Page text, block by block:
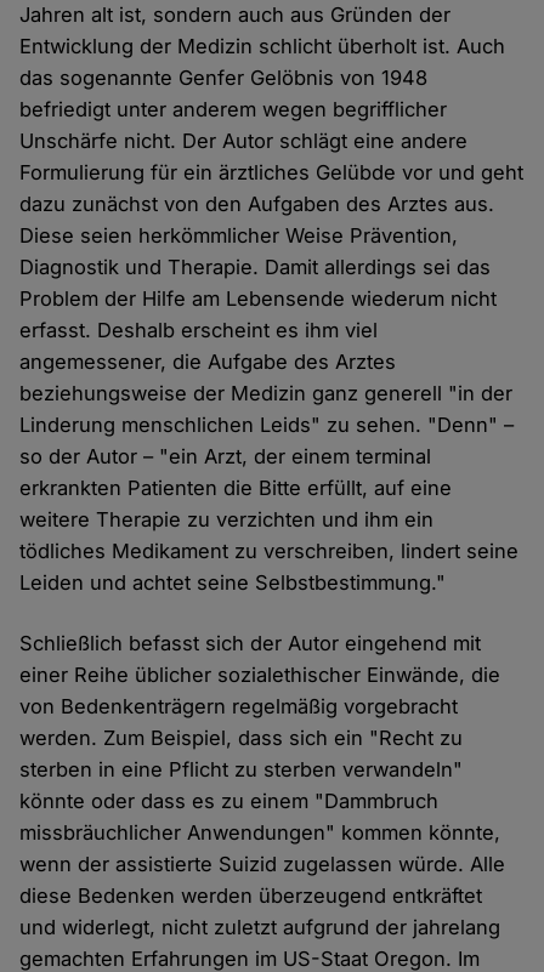
Jahren alt ist, sondern auch aus Gründen der
Entwicklung der Medizin schlicht überholt ist. Auch
das sogenannte Genfer Gelöbnis von 1948
befriedigt unter anderem wegen begrifflicher
Unschärfe nicht. Der Autor schlägt eine andere
Formulierung für ein ärztliches Gelübde vor und geht
dazu zunächst von den Aufgaben des Arztes aus.
Diese seien herkömmlicher Weise Prävention,
Diagnostik und Therapie. Damit allerdings sei das
Problem der Hilfe am Lebensende wiederum nicht
erfasst. Deshalb erscheint es ihm viel
angemessener, die Aufgabe des Arztes
beziehungsweise der Medizin ganz generell "in der
Linderung menschlichen Leids" zu sehen. "Denn" –
so der Autor – "ein Arzt, der einem terminal
erkrankten Patienten die Bitte erfüllt, auf eine
weitere Therapie zu verzichten und ihm ein
tödliches Medikament zu verschreiben, lindert seine
Leiden und achtet seine Selbstbestimmung."
Schließlich befasst sich der Autor eingehend mit
einer Reihe üblicher sozialethischer Einwände, die
von Bedenkenträgern regelmäßig vorgebracht
werden. Zum Beispiel, dass sich ein "Recht zu
sterben in eine Pflicht zu sterben verwandeln"
könnte oder dass es zu einem "Dammbruch
missbräuchlicher Anwendungen" kommen könnte,
wenn der assistierte Suizid zugelassen würde. Alle
diese Bedenken werden überzeugend entkräftet
und widerlegt, nicht zuletzt aufgrund der jahrelang
gemachten Erfahrungen im US-Staat Oregon. Im